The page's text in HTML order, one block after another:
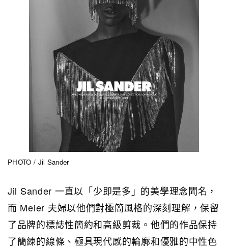
PHOTO / Jil Sander
Jil Sander 一直以「少即是多」的美學理念聞名，
而 Meier 夫婦以他們對極簡風格的深刻理解，保留
了品牌的標誌性簡約和高級剪裁。他們的作品保持
了簡練的線條、極具現代感的輪廓和優雅的中性色